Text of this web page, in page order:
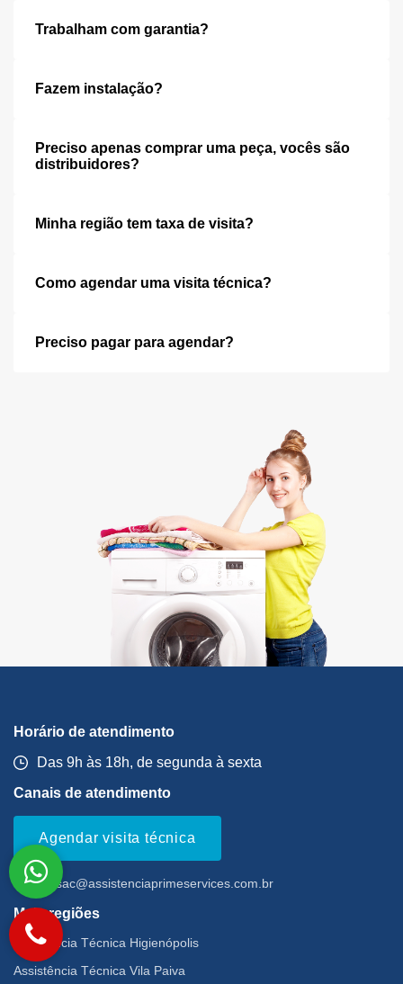
Trabalham com garantia?
Fazem instalação?
Preciso apenas comprar uma peça, vocês são
distribuidores?
Minha região tem taxa de visita?
Como agendar uma visita técnica?
Preciso pagar para agendar?
Horário de atendimento
Das 9h às 18h, de segunda à sexta
Canais de atendimento
Agendar visita técnica
Email: sac@assistenciaprimeservices.com.br
Mais regiões
Assistência Técnica Higienópolis
Assistência Técnica Vila Paiva